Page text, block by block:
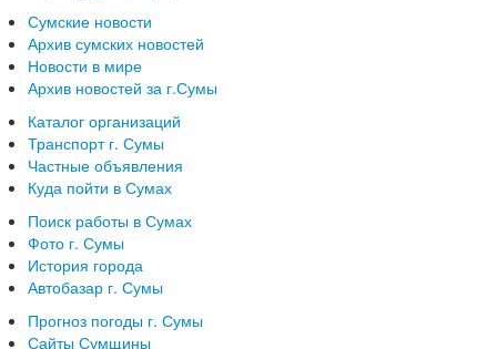
Сумские новости
Архив сумских новостей
Новости в мире
Архив новостей за г.Сумы
Каталог организаций
Транспорт г. Сумы
Частные объявления
Куда пойти в Сумах
Поиск работы в Сумах
Фото г. Сумы
История города
Автобазар г. Сумы
Прогноз погоды г. Сумы
Сайты Сумщины